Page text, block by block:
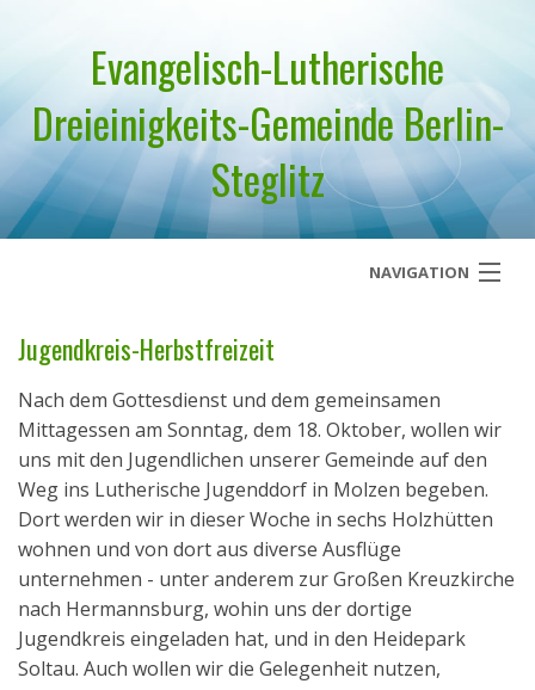
Evangelisch-Lutherische
Dreieinigkeits-Gemeinde Berlin-
Steglitz
NAVIGATION
Über uns
Geistliches Wort
Termine
Aktuelles
Kontakt
English
Jugendkreis-Herbstfreizeit
Nach dem Gottesdienst und dem gemeinsamen
Mittagessen am Sonntag, dem 18. Oktober, wollen wir
uns mit den Jugendlichen unserer Gemeinde auf den
Weg ins Lutherische Jugenddorf in Molzen begeben.
Dort werden wir in dieser Woche in sechs Holzhütten
wohnen und von dort aus diverse Ausflüge
unternehmen - unter anderem zur Großen Kreuzkirche
nach Hermannsburg, wohin uns der dortige
Jugendkreis eingeladen hat, und in den Heidepark
Soltau. Auch wollen wir die Gelegenheit nutzen,